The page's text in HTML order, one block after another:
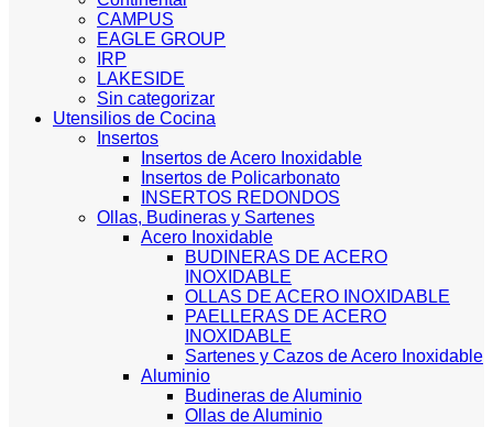
CAMPUS
EAGLE GROUP
IRP
LAKESIDE
Sin categorizar
Utensilios de Cocina
Insertos
Insertos de Acero Inoxidable
Insertos de Policarbonato
INSERTOS REDONDOS
Ollas, Budineras y Sartenes
Acero Inoxidable
BUDINERAS DE ACERO
INOXIDABLE
OLLAS DE ACERO INOXIDABLE
PAELLERAS DE ACERO
INOXIDABLE
Sartenes y Cazos de Acero Inoxidable
Aluminio
Budineras de Aluminio
Ollas de Aluminio